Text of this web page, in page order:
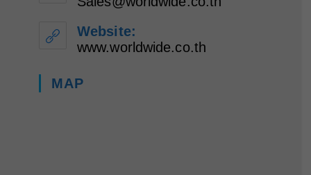
Website:
www.worldwide.co.th
MAP